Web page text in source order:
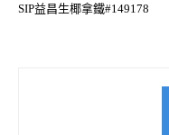
SIP益昌生椰拿鐵#149178